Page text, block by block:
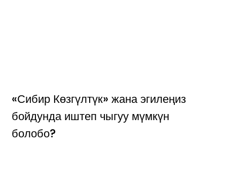
«Сибир Көзгүлтүк» жана эгилеңиз
бойдунда иштеп чыгуу мүмкүн
болобо?